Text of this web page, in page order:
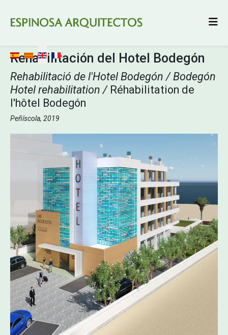
Select your language
Rehabilitación del Hotel Bodegón
Rehabilitació de l'Hotel Bodegón / Bodegón
Hotel rehabilitation / Réhabilitation de
l'hôtel Bodegón
Peñíscola, 2019